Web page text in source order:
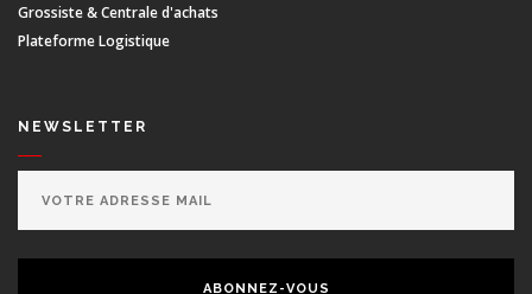
Grossiste & Centrale d'achats
Plateforme Logistique
NEWSLETTER